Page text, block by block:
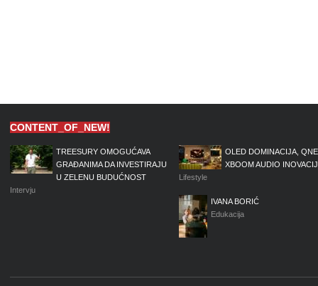
CONTENT_OF_NEW!
TREESURY OMOGUĆAVA
GRAĐANIMA DA INVESTIRAJU
U ZELENU BUDUĆNOST
Intervju
OLED DOMINACIJA,
XBOOM AUDIO
Lifestyle
IVANA BORIĆ
Edukacija